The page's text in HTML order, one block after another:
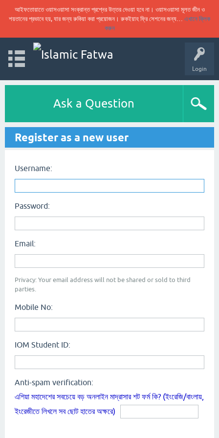
আইফতোয়াতে ওয়াসওয়াসা সংক্রান্ত প্রশ্নের উত্তর দেওয়া হবে না। ওয়াসওয়াসা মূলত জীন ও
শয়তানের প্রভাবে হয়, যার জন্য রুকিয়া করা প্রয়োজন। রুকইয়াহ ফ্রি সেশনের জন্য… এখানে ক্লিক
করুন
Login
Ask a Question
Register as a new user
Username:
Password:
Email:
Privacy: Your email address will not be shared or sold to third
parties.
Mobile No:
IOM Student ID:
Anti-spam verification:
এশিয়া মহাদেশের সবচেয়ে বড় অনলাইন মাদ্রাসার শট ফর্ম কি? (ইংরেজি/বাংলায়,
ইংরেজীতে লিখলে সব ছোট হাতের অক্ষরে)